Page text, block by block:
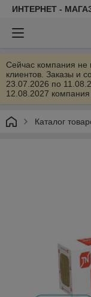
ИНТЕРНЕТ -
Сейчас компания не
клиентов. Заказы и
23.07.2026 по
12.08.2027
Каталог